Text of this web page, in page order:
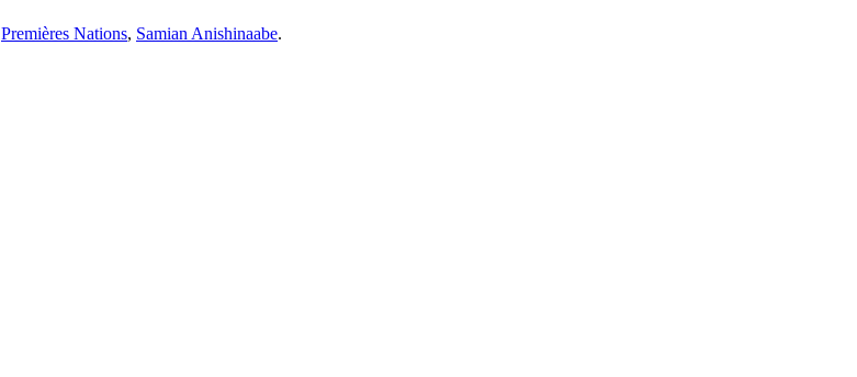
Premières Nations, Samian Anishinaabe.